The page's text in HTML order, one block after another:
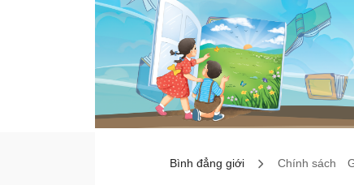
Bình đẳng giới Chính sách